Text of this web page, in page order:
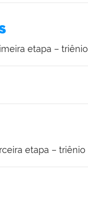
etapa –
etapa – triênio